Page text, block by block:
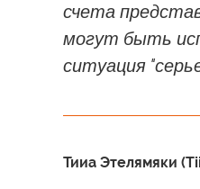
счета
могут быть
ситуация
Тииа Этелямяки